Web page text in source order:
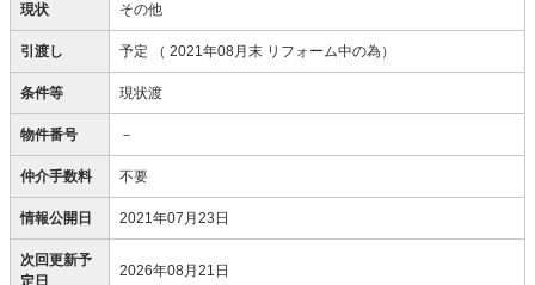
現状 その他
引渡し 予定 （ 2021年08月末 リフォーム中の為）
条件等 現状渡
物件番号 －
仲介手数料 不要
情報公開日 2021年07月23日
次回更新予
定日
2026年08月21日